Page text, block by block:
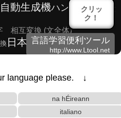
動生成機ハングル反切表
相互変換 (文全体)
日本人名自動生成機
) 変換
換
ル発音表記 変換
(発音) 変換
クリッ
ク！
言語学習便利ツール
http://www.Ltool.net
language please. ↓
na hÉireann
italiano